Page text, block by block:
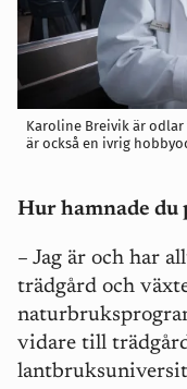
Karoline Breivik är
är också en ivrig
Hur hamnade
– Jag är och har
trädgård och
vidare till